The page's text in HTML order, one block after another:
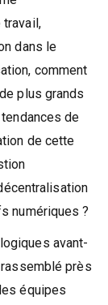
dans le
comment
plus grands
de
de cette
numériques ?
avant-
près
équipes